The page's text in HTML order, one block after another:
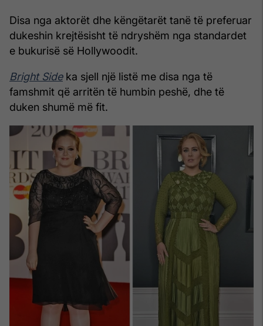
Disa nga aktorët dhe këngëtarët tanë të preferuar
dukeshin krejtësisht të ndryshëm nga standardet
e bukurisë së Hollywoodit.
Bright Sideka sjell një listë me disa nga të
famshmit që arritën të humbin peshë, dhe të
duken shumë më fit.